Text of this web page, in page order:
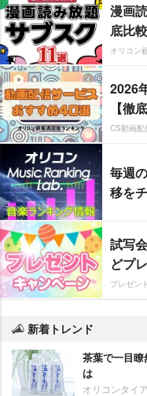
漫画
底比較
オリコン
2026
【徹
CS動画配
毎週
移を
試写
どプ
プレゼン
新着トレンド
茶葉で一目
は
オリコンタイ